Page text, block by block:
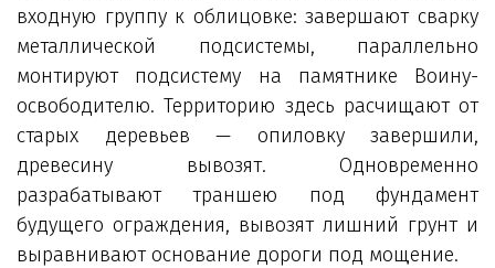
входную группу к облицовке: завершают сварку
металлической подсистемы, параллельно
монтируют подсистему на памятнике Воину-
освободителю. Территорию здесь расчищают от
старых деревьев — опиловку завершили,
древесину вывозят. Одновременно
разрабатывают траншею под фундамент
будущего ограждения, вывозят лишний грунт и
выравнивают основание дороги под мощение.